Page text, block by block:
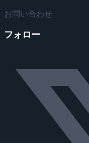
お問い合わせ
フォロー